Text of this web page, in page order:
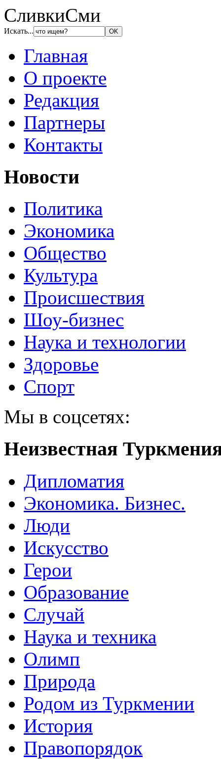
СливкиСми
Искать...
Главная
О проекте
Редакция
Партнеры
Контакты
Новости
Политика
Экономика
Общество
Культура
Происшествия
Шоу-бизнес
Наука и технологии
Здоровье
Спорт
Мы в соцсетях:
Неизвестная
Дипломатия
Экономика. Бизнес.
Люди
Искусство
Герои
Образование
Случай
Наука и техника
Олимп
Природа
Родом из Туркмении
История
Правопорядок